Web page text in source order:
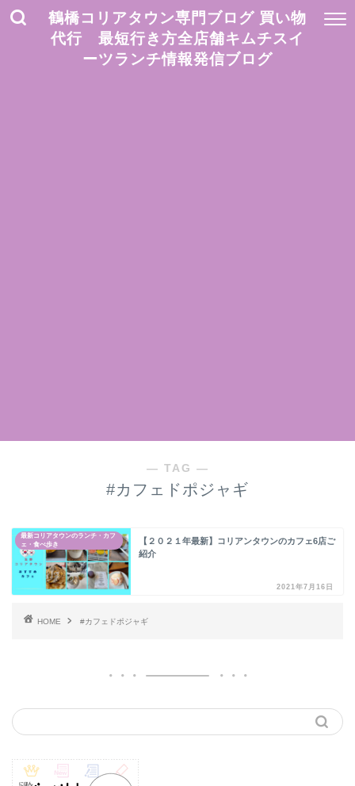
鶴橋コリアタウン専門ブログ 買い物
代行 最短行き方全店舗キムチスイ
ーツランチ情報発信ブログ
― TAG ―
#カフェドポジャギ
最新コリアタウンのランチ・カフ
ェ・食べ歩き
【２０２１年最新】コリアンタウンのカフェ6店ご
紹介
2021年7月16日
HOME #カフェドポジャギ